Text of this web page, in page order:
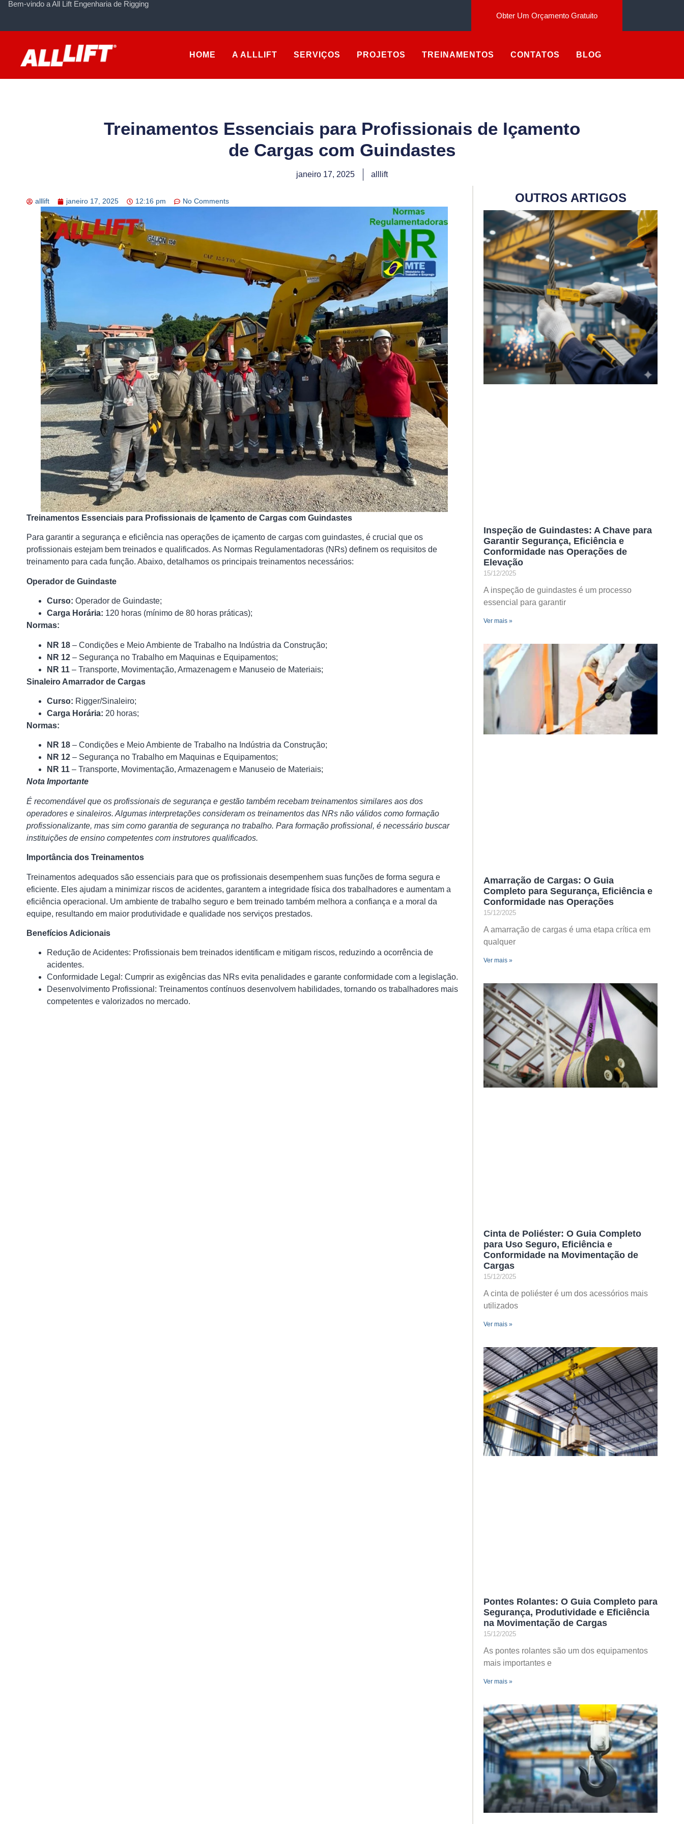
Bem-vindo a All Lift Engenharia de Rigging
Obter Um Orçamento Gratuito
HOME A ALLLIFT SERVIÇOS PROJETOS TREINAMENTOS CONTATOS BLOG
Treinamentos Essenciais para Profissionais de Içamento
de Cargas com Guindastes
janeiro 17, 2025 alllift
alllift janeiro 17, 2025 12:16 pm No Comments
Treinamentos Essenciais para Profissionais de Içamento de Cargas com Guindastes
Para garantir a segurança e eficiência nas operações de içamento de cargas com guindastes, é crucial que os
profissionais estejam bem treinados e qualificados. As Normas Regulamentadoras (NRs) definem os requisitos de
treinamento para cada função. Abaixo, detalhamos os principais treinamentos necessários:
Operador de Guindaste
Curso: Operador de Guindaste;
Carga Horária: 120 horas (mínimo de 80 horas práticas);
Normas:
NR 18 – Condições e Meio Ambiente de Trabalho na Indústria da Construção;
NR 12 – Segurança no Trabalho em Maquinas e Equipamentos;
NR 11 – Transporte, Movimentação, Armazenagem e Manuseio de Materiais;
Sinaleiro Amarrador de Cargas
Curso: Rigger/Sinaleiro;
Carga Horária: 20 horas;
Normas:
NR 18 – Condições e Meio Ambiente de Trabalho na Indústria da Construção;
NR 12 – Segurança no Trabalho em Maquinas e Equipamentos;
NR 11 – Transporte, Movimentação, Armazenagem e Manuseio de Materiais;
Nota Importante
É recomendável que os profissionais de segurança e gestão também recebam treinamentos similares aos dos
operadores e sinaleiros. Algumas interpretações consideram os treinamentos das NRs não válidos como formação
profissionalizante, mas sim como garantia de segurança no trabalho. Para formação profissional, é necessário buscar
instituições de ensino competentes com instrutores qualificados.
Importância dos Treinamentos
Treinamentos adequados são essenciais para que os profissionais desempenhem suas funções de forma segura e
eficiente. Eles ajudam a minimizar riscos de acidentes, garantem a integridade física dos trabalhadores e aumentam a
eficiência operacional. Um ambiente de trabalho seguro e bem treinado também melhora a confiança e a moral da
equipe, resultando em maior produtividade e qualidade nos serviços prestados.
Benefícios Adicionais
Redução de Acidentes: Profissionais bem treinados identificam e mitigam riscos, reduzindo a ocorrência de
acidentes.
Conformidade Legal: Cumprir as exigências das NRs evita penalidades e garante conformidade com a legislação.
Desenvolvimento Profissional: Treinamentos contínuos desenvolvem habilidades, tornando os trabalhadores mais
competentes e valorizados no mercado.
OUTROS ARTIGOS
Inspeção de Guindastes: A Chave para
Garantir Segurança, Eficiência e
Conformidade nas Operações de
Elevação
15/12/2025
A inspeção de guindastes é um processo
essencial para garantir
Ver mais »
Amarração de Cargas: O Guia
Completo para Segurança, Eficiência e
Conformidade nas Operações
15/12/2025
A amarração de cargas é uma etapa crítica em
qualquer
Ver mais »
Cinta de Poliéster: O Guia Completo
para Uso Seguro, Eficiência e
Conformidade na Movimentação de
Cargas
15/12/2025
A cinta de poliéster é um dos acessórios mais
utilizados
Ver mais »
Pontes Rolantes: O Guia Completo para
Segurança, Produtividade e Eficiência
na Movimentação de Cargas
15/12/2025
As pontes rolantes são um dos equipamentos
mais importantes e
Ver mais »